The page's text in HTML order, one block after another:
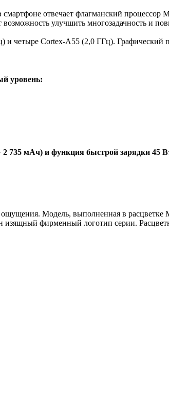
смартфоне отвечает флагманский
улучшить многозадачность и
и четыре Cortex-A55 (2,0 ГГц). Графический
уровень:
мАч) и функция быстрой зарядки 45
Модель, выполненная в расцветке
фирменный логотип серии.